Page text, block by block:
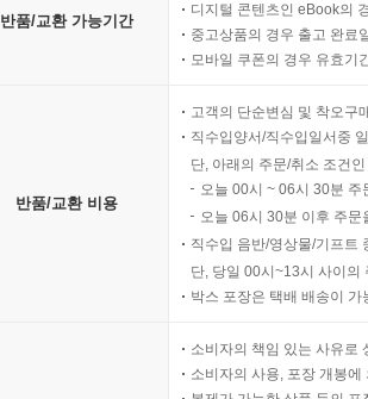
반품/교환 가능기간
디지털 콘텐츠인 eBook의
중고상품의 경우 출고 완료
모바일 쿠폰의 경우 유효기
반품/교환 비용
고객의 단순변심 및 착오구
직수입양서/직수입일서중
단, 아래의 주문/취소 조건
오늘 00시 ~ 06시 30분
오늘 06시 30분 이후 주
직수입 음반/영상물/기프트
단, 당일 00시~13시 사이의
박스 포장은 택배 배송이
소비자의 책임 있는 사유로
소비자의 사용, 포장 개봉